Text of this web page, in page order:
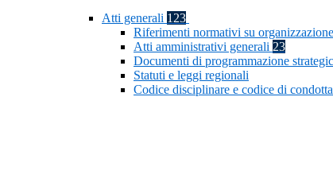
Atti generali 123
Riferimenti normativi su
Atti amministrativi generali 23
Documenti di programmazione
Statuti e leggi regionali
Codice disciplinare e codice di condotta